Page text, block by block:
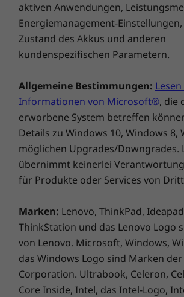
aktiven Anwendungen,
Energiemanagement-
Zustand des Akkus und anderen
kundenspezifischen Parametern.
Allgemeine Bestimmungen:
Informationen von Microsoft®, die
erworbene System betreffen
Details zu Windows 10, Windows 8,
möglichen Upgrades/Downgrades.
übernimmt keinerlei
für Produkte oder Services von
Marken: Lenovo, ThinkPad,
ThinkStation und das Lenovo Logo
von Lenovo. Microsoft, Windows,
das Windows Logo sind Marken
Corporation. Ultrabook, Celeron,
Core Inside, Intel, das Intel-Logo,